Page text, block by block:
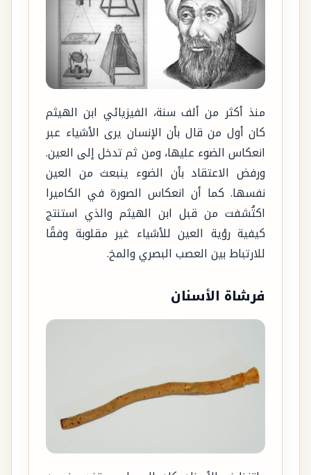
منذ أكثر من ألف سنة، الفيزيائي ابن الهيثم
كان أول من قال بأن الإنسان يرى الأشياء عبر
انعكاس الضوء عليها، ومن ثم تدخل إلى العين.
ورفض الاعتقاد بأن الضوء ينبعث من العين
نفسها. كما أن انعكاس الصورة في الكاميرا
اكتُشفت من قبل ابن الهيثم والذي استنتج
كيفية رؤية العين للأشياء غير مقلوبة وفقًا
للارتباط بين العصب البصري والمخ.
فرشاة الأسنان